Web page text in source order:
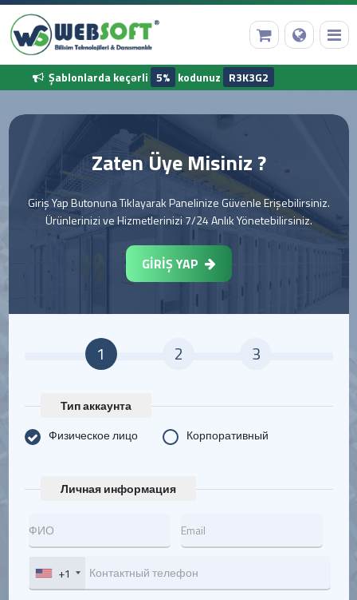
Şablonlarda keçərli 5% kodunuz R3K3G2
Zaten Üye Misiniz ?
Giriş Yap Butonuna Tıklayarak Panelinize Güvenle Erişebilirsiniz.
Ürünlerinizi ve Hizmetlerinizi 7/24 Anlık Yönetebilirsiniz.
GİRİŞ YAP
1 2 3
Тип аккаунта
Физическое лицо
Корпоративный
Личная информация
+1
Domen Qeydiyyatı
Web Hosting
Korporativ Məlumatlarımız